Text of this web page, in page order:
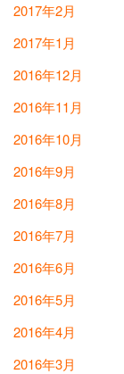
2017年2月
2017年1月
2016年12月
2016年11月
2016年10月
2016年9月
2016年8月
2016年7月
2016年6月
2016年5月
2016年4月
2016年3月